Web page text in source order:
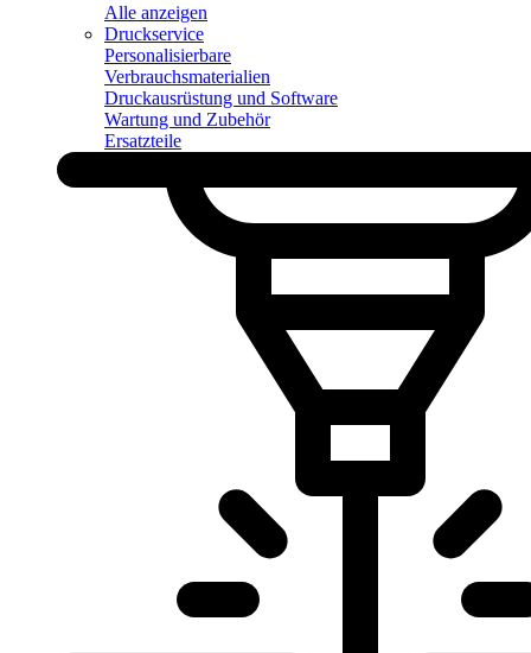
Alle anzeigen
Druckservice
Personalisierbare
Verbrauchsmaterialien
Druckausrüstung und Software
Wartung und Zubehör
Ersatzteile